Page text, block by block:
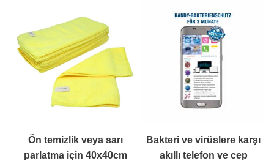
Ön temizlik veya sarı
parlatma için 40x40cm
Bakteri ve virüslere karşı
akıllı telefon ve cep